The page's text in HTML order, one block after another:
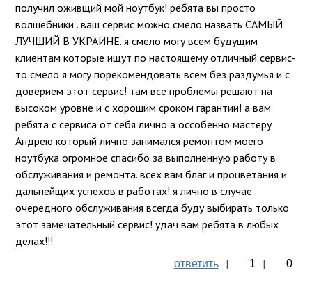
получил оживщий мой ноутбук! ребята вы просто
волшебники . ваш сервис можно смело назвать САМЫЙ
ЛУЧШИЙ В УКРАИНЕ. я смело могу всем будущим
клиентам которые ищут по настоящему отличный сервис-
то смело я могу порекомендовать всем без раздумья и с
доверием этот сервис! там все проблемы решают на
высоком уровне и с хорошим сроком гарантии! а вам
ребята с сервиса от себя лично а оссобенно мастеру
Андрею который лично занимался ремонтом моего
ноутбука огромное спасибо за выполненную работу в
обслуживания и ремонта. всех вам благ и процветания и
дальнейщих успехов в работах! я лично в случае
очередного обслуживания всегда буду выбирать только
этот замечательный сервис! удач вам ребята в любых
делах!!!
ответить | 1 | 0